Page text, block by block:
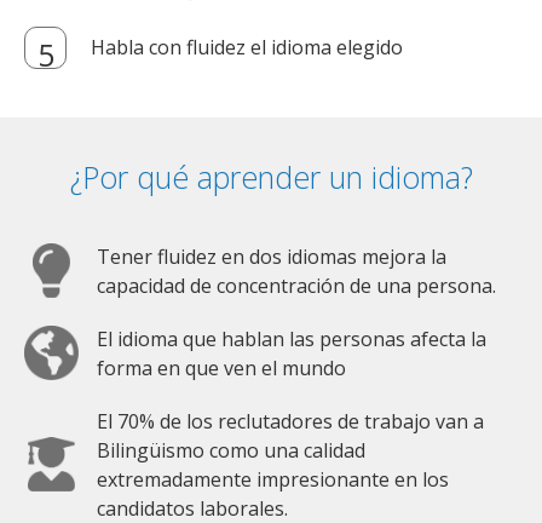
Habla con fluidez el idioma elegido
¿Por qué aprender un idioma?
Tener fluidez en dos idiomas mejora la
capacidad de concentración de una persona.
El idioma que hablan las personas afecta la
forma en que ven el mundo
El 70% de los reclutadores de trabajo van a
Bilingüismo como una calidad
extremadamente impresionante en los
candidatos laborales.